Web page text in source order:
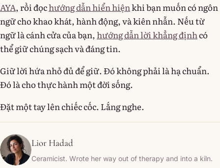
AYA, rồi đọchướng dẫn hiển hiệnkhi bạn muốn có ngôn
ngữ cho khao khát, hành động, và kiên nhẫn. Nếu từ
ngữ là cánh cửa của bạn, hướng dẫn lời khẳng địnhcó
thể giữ chúng sạch và đáng tin.
Giữ lời hứa nhỏ đủ để giữ. Đó không phải là hạ chuẩn.
Đó là cho thực hành một đời sống.
Đặt một tay lên chiếc cốc. Lắng nghe.
Lior Hadad
Ceramicist. Wrote her way out of therapy and into a kiln.